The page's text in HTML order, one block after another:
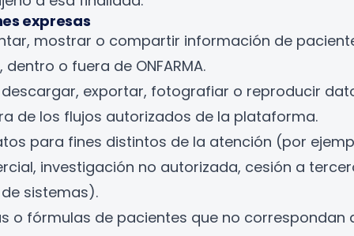
expresas
mostrar o compartir información de
o fuera de ONFARMA.
descargar, exportar, fotografiar o reproducir
de los flujos autorizados de la plataforma.
para fines distintos de la atención (por
investigación no autorizada, cesión a
sistemas).
o fórmulas de pacientes que no correspondan